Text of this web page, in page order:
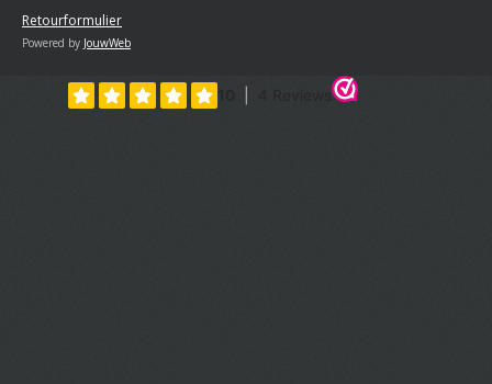
Retourformulier
Powered by JouwWeb